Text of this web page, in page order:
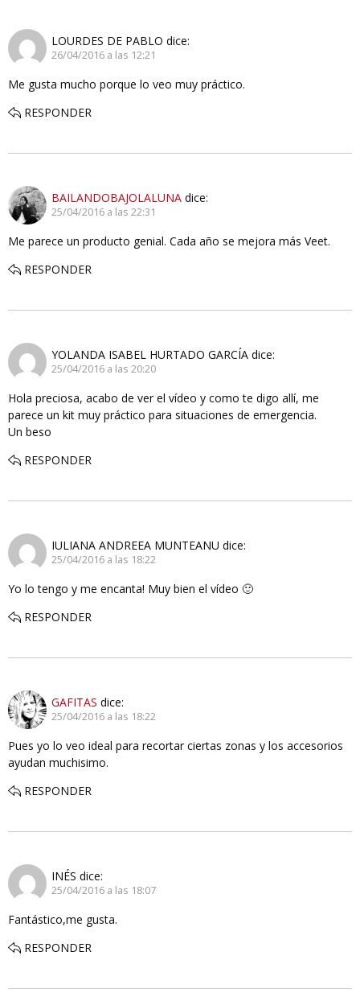
LOURDES DE PABLO dice:
26/04/2016 a las 12:21
Me gusta mucho porque lo veo muy práctico.
RESPONDER
BAILANDOBAJOLALUNA dice:
25/04/2016 a las 22:31
Me parece un producto genial. Cada año se mejora más Veet.
RESPONDER
YOLANDA ISABEL HURTADO GARCÍA dice:
25/04/2016 a las 20:20
Hola preciosa, acabo de ver el vídeo y como te digo allí, me
parece un kit muy práctico para situaciones de emergencia.
Un beso
RESPONDER
IULIANA ANDREEA MUNTEANU dice:
25/04/2016 a las 18:22
Yo lo tengo y me encanta! Muy bien el vídeo 🙂
RESPONDER
GAFITAS dice:
25/04/2016 a las 18:22
Pues yo lo veo ideal para recortar ciertas zonas y los accesorios
ayudan muchisimo.
RESPONDER
INÉS dice:
25/04/2016 a las 18:07
Fantástico,me gusta.
RESPONDER